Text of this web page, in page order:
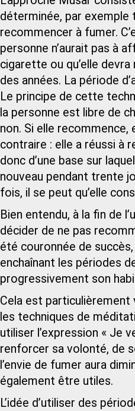
déterminée, par
recommencer à fumer.
personne n’aurait pas à
cigarette ou qu’elle
des années. La période
Le principe de cette
la personne est libre de
non. Si elle recommence,
contraire : elle a réussi à
donc d’une base sur
nouveau pendant trente
fois, il se peut qu’elle
Bien entendu, à la fin de
décider de ne pas
été couronnée de
enchaînant les périodes
progressivement son
Cela est particulièrement
les techniques de
utiliser l’expression « Je
renforcer sa volonté, de
l’envie de fumer aura
également être utiles.
L’idée d’utiliser des